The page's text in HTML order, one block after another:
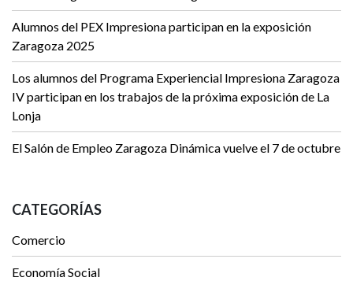
Alumnos del PEX Impresiona participan en la exposición
Zaragoza 2025
Los alumnos del Programa Experiencial Impresiona Zaragoza
IV participan en los trabajos de la próxima exposición de La
Lonja
El Salón de Empleo Zaragoza Dinámica vuelve el 7 de octubre
CATEGORÍAS
Comercio
Economía Social